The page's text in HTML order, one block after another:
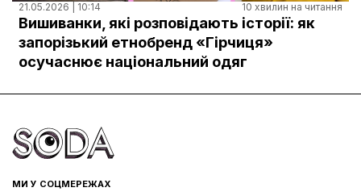
Правила використання матеріалів
Документи
21.05.2026 | 10:14 10 хвилин на читання
Вишиванки, які розповідають історії: як
запорізький етнобренд «Гірчиця»
осучаснює національний одяг
МИ У СОЦМЕРЕЖАХ